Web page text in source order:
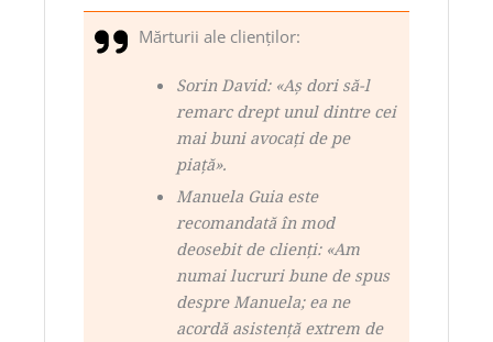
Mărturii ale clienţilor:
Sorin David: «Aş dori să-l
remarc drept unul dintre cei
mai buni avocaţi de pe
piaţă».
Manuela Guia este
recomandată în mod
deosebit de clienţi: «Am
numai lucruri bune de spus
despre Manuela; ea ne
acordă asistenţă extrem de